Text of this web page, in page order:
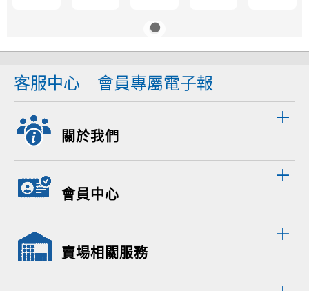
客服中心 會員專屬電子報
關於我們
會員中心
賣場相關服務